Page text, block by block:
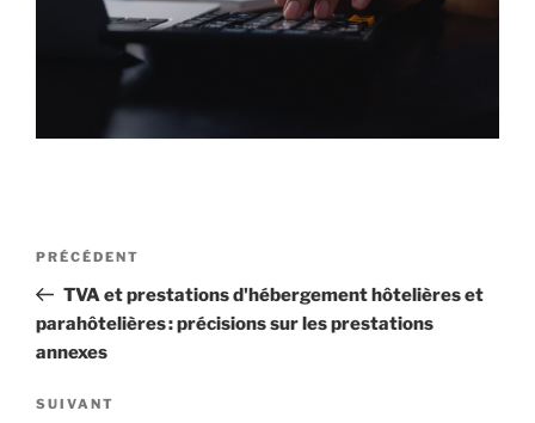
Navigation
l’article
Article
précédent
PRÉCÉDENT
TVA et prestations d'hébergement hôtelières et
parahôtelières : précisions sur les prestations
annexes
Article
SUIVANT